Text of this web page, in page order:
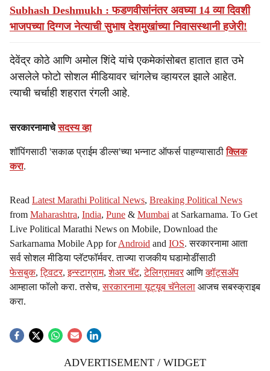
Subhash Deshmukh : फडणवीसांनंतर अवघ्या 14 व्या दिवशी
भाजपच्या दिग्गज नेत्याची सुभाष देशमुखांच्या निवासस्थानी हजेरी!
देवेंद्र कोठे आणि अमोल शिंदे यांचे एकमेकांसोबत हातात हात उभे
असलेले फोटो सोशल मीडियावर चांगलेच व्हायरल झाले आहेत.
त्याची चर्चाही शहरात रंगली आहे.
सरकारनामाचेसदस्य व्हा
शॉपिंगसाठी 'सकाळ प्राईम डील्स'च्या भन्नाट ऑफर्स पाहण्यासाठीक्लिक
करा.
Read Latest Marathi Political News, Breaking Political News
from Maharashtra, India, Pune & Mumbai at Sarkarnama. To Get
Live Political Marathi News on Mobile, Download the
Sarkarnama Mobile App forAndroid and IOS. सरकारनामा आता
सर्व सोशल मीडिया प्लॅटफॉर्मवर. ताज्या राजकीय घडामोडींसाठी
फेसबुक,ट्विटर,इन्स्टाग्राम,शेअर चॅट,टेलिग्रामवर आणिव्हॉट्सॲप
आम्हाला फॉलो करा. तसेच,सरकारनामा यूट्यूब चॅनेलला आजच सबस्क्राइब
करा.
ADVERTISEMENT / WIDGET